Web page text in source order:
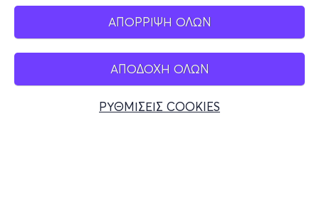
ΑΠΟΡΡΙΨΗ ΟΛΩΝ
ΑΠΟΔΟΧΗ ΟΛΩΝ
ΡΥΘΜΙΣΕΙΣ COOKIES
Mobile app